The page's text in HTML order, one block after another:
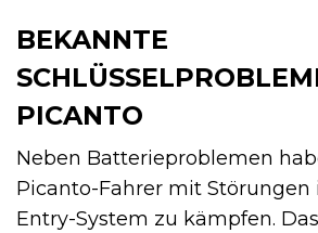
BEKANNTE
PICANTO
Neben Batterieproblemen
Picanto-Fahrer mit Störungen
Entry-System zu kämpfen.